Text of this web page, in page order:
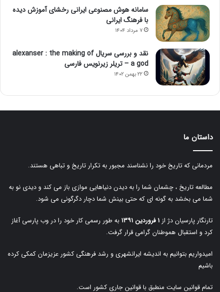
سامانه هوش مصنوعی ایرانی رخشای آموزش دیده
با فرهنگ ایرانی
۷ مرداد ۱۴۰۴
نقد و بررسی سریال alexanser : the making of
a god – تریلر زیرنویس فارسی
۲۲ بهمن ۱۴۰۲
داستان ما
مردمانی که تاریخ خود را نشناسند مجبور به تکرار تاریخ و تباهی هستند.
مطالعه تاریخ ، چشمان شما را به دیدن دنیاهایی موازی باز می کند و دیدی نو به
شما می بخشد به گونه ای که حتی بینش شما دچار دگرگونی می شود.
تارنگار پارسیان دژ از ۱ فروردین ۱۳۹۱
به طور رسمی کار خود را در وب پارسی آغاز
کرد و استقبال هموطنان گرامی قرار گرفت.
امیدواریم بتوانیم به اندیشه ایرانشهری و رشد فرهنگی کشور عزیزمان کمکی کرده
باشیم
تمام قوانین سایت منطبق با قوانین جاری کشور است.